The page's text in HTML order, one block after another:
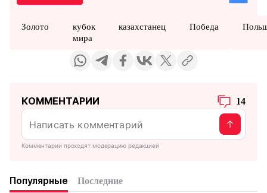
Золото
кубок
мира
казахстанец Победа
КОММЕНТАРИИ 14
Комментарии проходят модерацию редакцией
Популярные Последние